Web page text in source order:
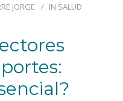
JORGE IN SALUD